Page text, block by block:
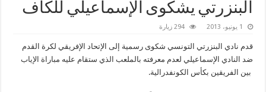
البنزرتي يشكوى الإسماعيلي للكاف
1 يونيو، 2013 294 زيارة
قدم نادي البنزرتي التونسي شكوى رسمية إلى الإتحاد الإفريقي لكرة القدم
ضد النادي الإسماعيلي لعدم معرفته بالملعب الذي ستقام عليه مباراة الإياب
بين الفريقين بكأس الكونفدرالية.